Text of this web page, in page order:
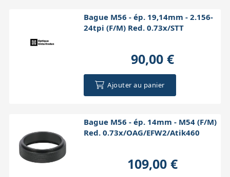
Bague M56 - ép. 19,14mm - 2.156-
24tpi (F/M) Red. 0.73x/STT
90,00 €
Ajouter au panier
Bague M56 - ép. 14mm - M54 (F/M)
Red. 0.73x/OAG/EFW2/Atik460
109,00 €